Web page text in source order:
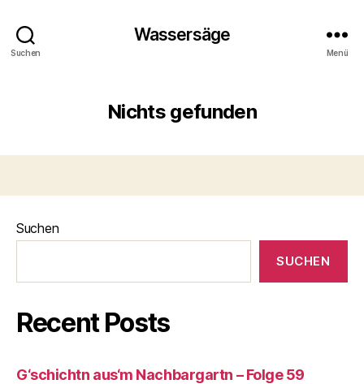
Suchen
Wassersäge
Menü
Nichts gefunden
Suchen
SUCHEN
Recent Posts
G‘schichtn aus‘m Nachbargartn – Folge 59